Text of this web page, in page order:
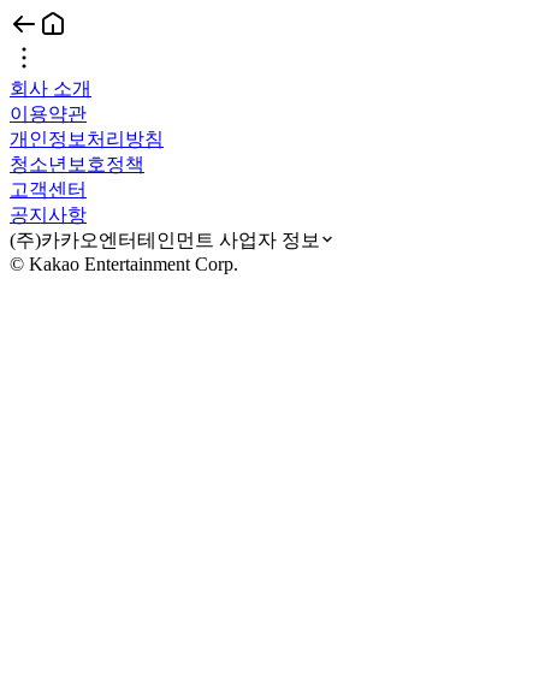
회사 소개
이용약관
개인정보처리방침
청소년보호정책
고객센터
공지사항
(주)카카오엔터테인먼트 사업자 정보
© Kakao Entertainment Corp.